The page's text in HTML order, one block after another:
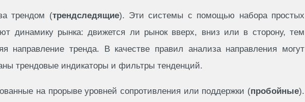
трендом (трендследящие). Эти системы с помощью набора простых
динамику рынка: движется ли рынок вверх, вниз или в сторону, тем
направление тренда. В качестве правил анализа направления могут
трендовые индикаторы и фильтры тенденций.
на прорыве уровней сопротивления или поддержки (пробойные).